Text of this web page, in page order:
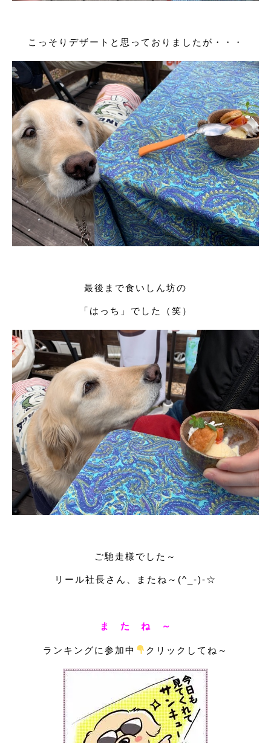
こっそりデザートと思っておりましたが・・・
最後まで食いしん坊の
「はっち」でした（笑）
ご馳走様でした～
リール社長さん、またね～(^_-)-☆
ま た ね ～
ランキングに参加中 クリックしてね～